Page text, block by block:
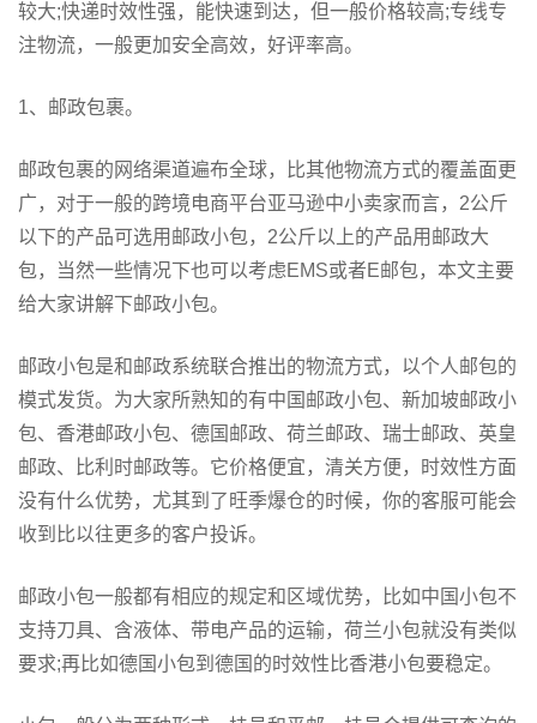
较大;快递时效性强，能快速到达，但一般价格较高;专线专
注物流，一般更加安全高效，好评率高。
1、邮政包裹。
邮政包裹的网络渠道遍布全球，比其他物流方式的覆盖面更
广，对于一般的跨境电商平台亚马逊中小卖家而言，2公斤
以下的产品可选用邮政小包，2公斤以上的产品用邮政大
包，当然一些情况下也可以考虑EMS或者E邮包，本文主要
给大家讲解下邮政小包。
邮政小包是和邮政系统联合推出的物流方式，以个人邮包的
模式发货。为大家所熟知的有中国邮政小包、新加坡邮政小
包、香港邮政小包、德国邮政、荷兰邮政、瑞士邮政、英皇
邮政、比利时邮政等。它价格便宜，清关方便，时效性方面
没有什么优势，尤其到了旺季爆仓的时候，你的客服可能会
收到比以往更多的客户投诉。
邮政小包一般都有相应的规定和区域优势，比如中国小包不
支持刀具、含液体、带电产品的运输，荷兰小包就没有类似
要求;再比如德国小包到德国的时效性比香港小包要稳定。